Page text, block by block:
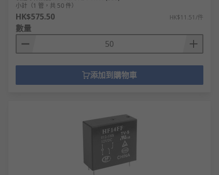
小計（1 管，共 50 件）
HK$575.50 HK$11.51/件
數量
添加到購物車